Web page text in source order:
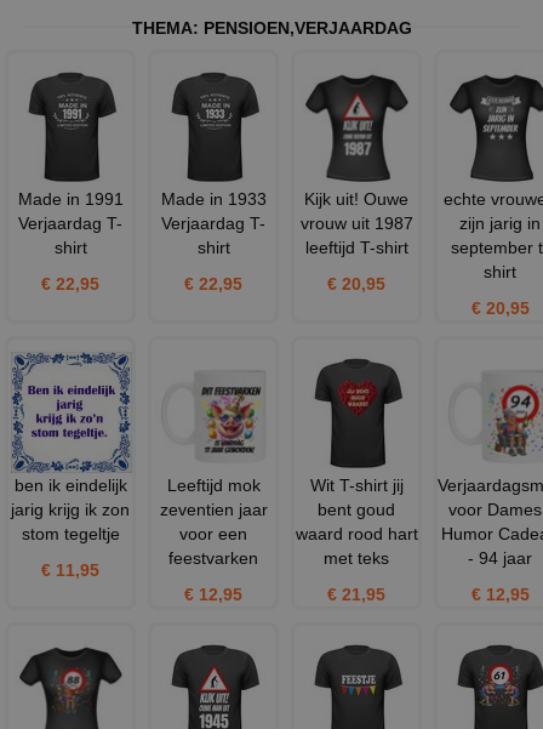
THEMA: PENSIOEN,VERJAARDAG
Made in 1991
Verjaardag T-
shirt
€ 22,95
Made in 1933
Verjaardag T-
shirt
€ 22,95
Kijk uit! Ouwe
vrouw uit 1987
leeftijd T-shirt
€ 20,95
echte
zijn jarig in
september
shirt
€ 20,95
ben ik eindelijk
jarig krijg ik zon
stom tegeltje
€ 11,95
Leeftijd mok
zeventien jaar
voor een
feestvarken
€ 12,95
Wit T-shirt jij
bent goud
waard rood hart
met teks
€ 21,95
voor
Humor
- 94 jaar
€ 12,95